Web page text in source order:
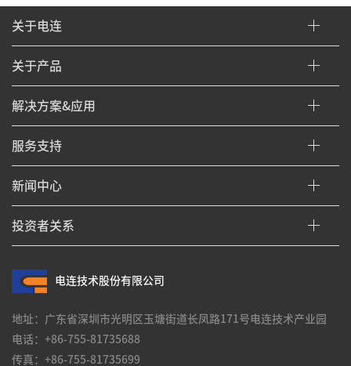
关于电连
关于产品
解决方案&应用
服务支持
新闻中心
投资者关系
电连技术股份有限公司
地址：广东省深圳市光明区玉塘街道长凤路171号电连技术产业园
电话：+86-755-81735688
传真：+86-755-81735699